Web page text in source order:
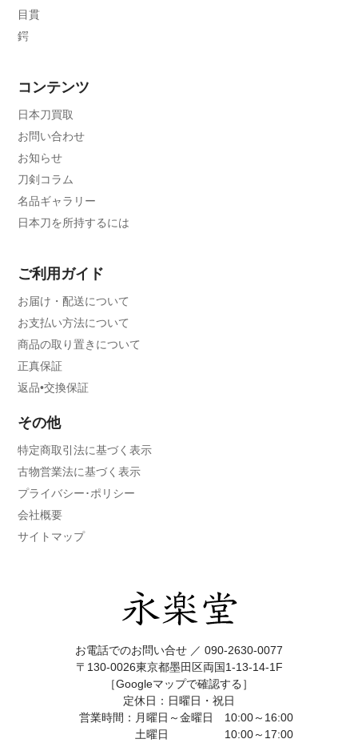
目貫
鍔
コンテンツ
日本刀買取
お問い合わせ
お知らせ
刀剣コラム
名品ギャラリー
日本刀を所持するには
ご利用ガイド
お届け・配送について
お支払い方法について
商品の取り置きについて
正真保証
返品•交換保証
その他
特定商取引法に基づく表示
古物営業法に基づく表示
プライバシー･ポリシー
会社概要
サイトマップ
お電話でのお問い合せ ／ 090-2630-0077
〒130-0026東京都墨田区両国1-13-14-1F
［Googleマップで確認する］
定休日：日曜日・祝日
営業時間：月曜日～金曜日 10:00～16:00
土曜日 10:00～17:00